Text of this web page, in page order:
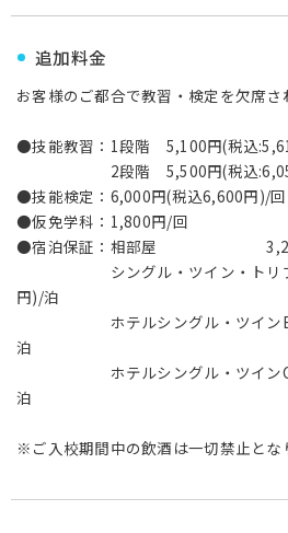
追加料金
お客様のご都合で教習・検定を欠席
●技能教習：1段階 5,100円(税込
2段階 5,500円(税込:6,050
●技能検定：6,000円(税込6,600円)/回
●仮免学科：1,800円/回
●宿泊保証：相部屋 3,200円
シングル・ツイン・トリプ
円)/泊
ホテルシングル・ツインB
泊
ホテルシングル・ツインC
泊
※ご入校期間中の飲酒は一切禁止とな